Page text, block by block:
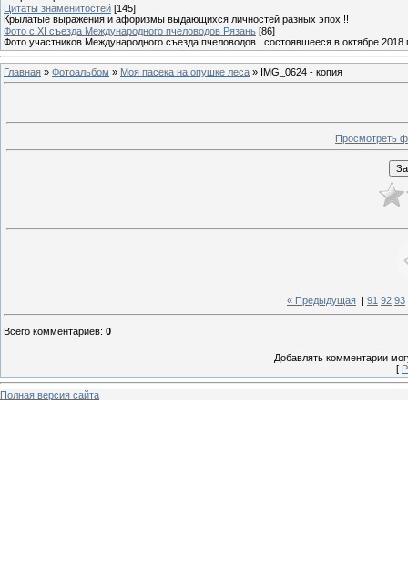
Цитаты знаменитостей [145]
Крылатые выражения и афоризмы выдающихся личностей разных эпох !!
Фото с XI съезда Международного пчеловодов Рязань [86]
Фото участников Международного съезда пчеловодов , состоявшееся в октябре 2018
Главная » Фотоальбом » Моя пасека на опушке леса » IMG_0624 - копия
Просмотреть
« Предыдущая 91 92 93
Всего комментариев: 0
Добавлять комментарии
[
Полная версия сайта